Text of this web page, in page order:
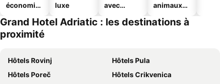
économiq
luxe
avec
animaux
Grand Hotel Adriatic : les destinations à
proximité
Hôtels Rovinj
Hôtels Pula
Hôtels Poreč
Hôtels Crikvenica